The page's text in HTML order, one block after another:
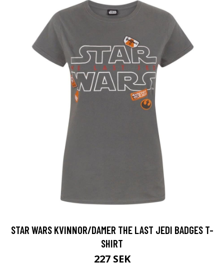
STAR WARS KVINNOR/DAMER THE LAST JEDI BADGES T-
SHIRT
227 SEK